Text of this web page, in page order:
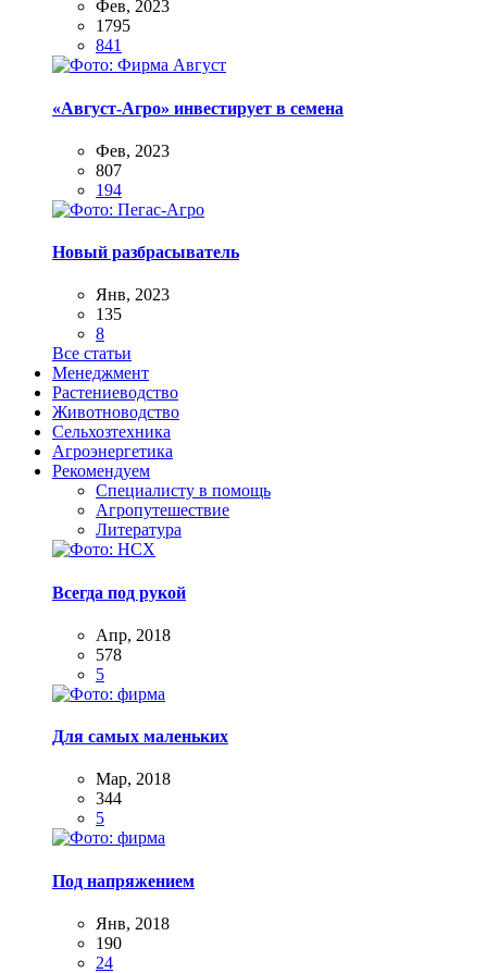
Фев, 2023
1795
841
«Август-Агро» инвестирует в семена
Фев, 2023
807
194
Новый разбрасыватель
Янв, 2023
135
8
Все статьи
Менеджмент
Растениеводство
Животноводство
Сельхозтехника
Агроэнергетика
Рекомендуем
Специалисту в помощь
Агропутешествие
Литература
Всегда под рукой
Апр, 2018
578
5
Для самых маленьких
Мар, 2018
344
5
Под напряжением
Янв, 2018
190
24